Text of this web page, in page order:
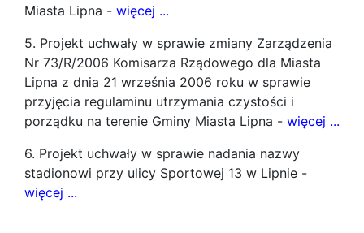
Miasta Lipna - więcej ...
5. Projekt uchwały w sprawie zmiany Zarządzenia
Nr 73/R/2006 Komisarza Rządowego dla Miasta
Lipna z dnia 21 września 2006 roku w sprawie
przyjęcia regulaminu utrzymania czystości i
porządku na terenie Gminy Miasta Lipna - więcej ...
6. Projekt uchwały w sprawie nadania nazwy
stadionowi przy ulicy Sportowej 13 w Lipnie -
więcej ...